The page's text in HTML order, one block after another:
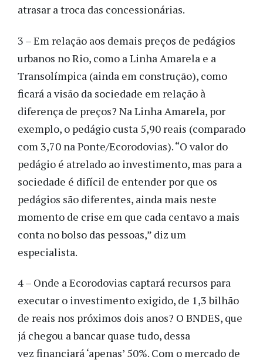
atrasar a troca das concessionárias.
3 – Em relação aos demais preços de pedágios
urbanos no Rio, como a Linha Amarela e a
Transolímpica (ainda em construção), como
ficará a visão da sociedade em relação à
diferença de preços? Na Linha Amarela, por
exemplo, o pedágio custa 5,90 reais (comparado
com 3,70 na Ponte/Ecorodovias). “O valor do
pedágio é atrelado ao investimento, mas para a
sociedade é difícil de entender por que os
pedágios são diferentes, ainda mais neste
momento de crise em que cada centavo a mais
conta no bolso das pessoas,” diz um
especialista.
4 – Onde a Ecorodovias captará recursos para
executar o investimento exigido, de 1,3 bilhão
de reais nos próximos dois anos? O BNDES, que
já chegou a bancar quase tudo, dessa
vez financiará ‘apenas’ 50%. Com o mercado de